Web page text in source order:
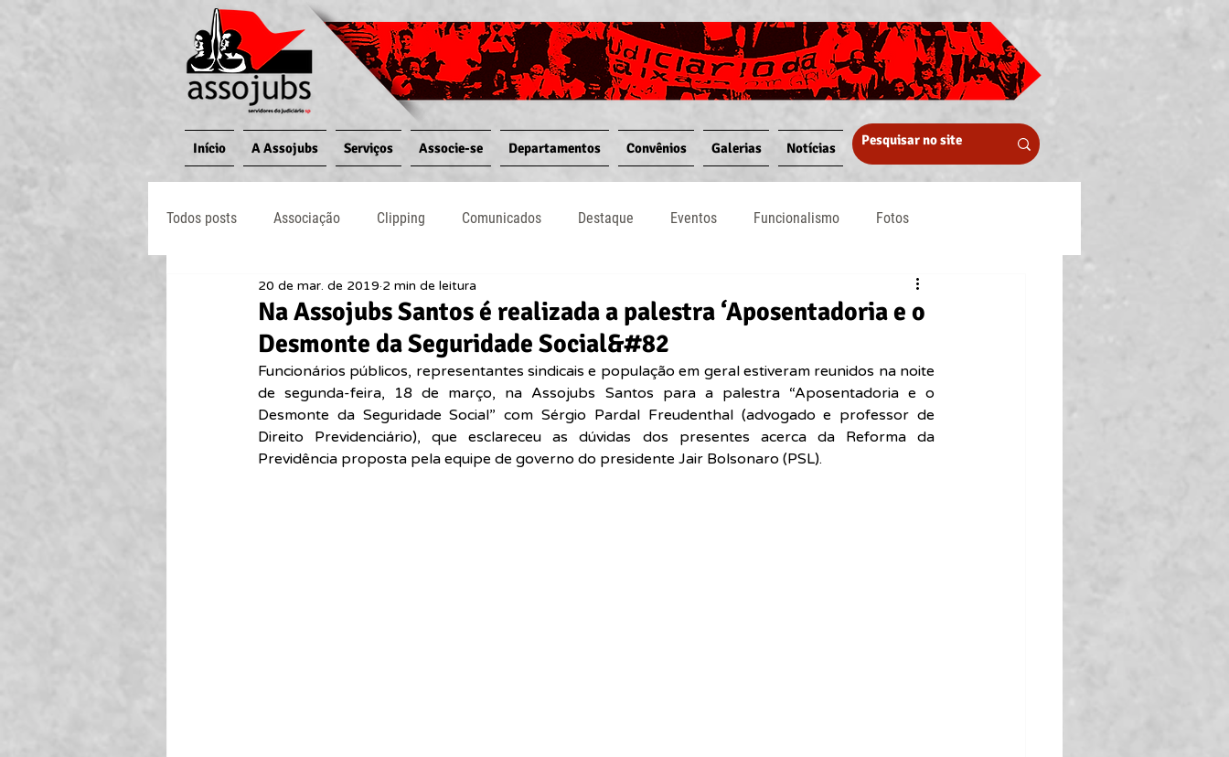
Início A Assojubs Serviços Associe-se Departamentos Convênios Galerias Notícias
Todos posts Associação Clipping Comunicados Destaque Eventos Funcionalismo Fotos
Jornal O Processo Judiciário Notícias
Na Assojubs Santos é realizada a palestra ‘Aposentadoria e o
Desmonte da Seguridade Social&#82
20 de mar. de 2019 2 min de leitura
Funcionários públicos, representantes sindicais e população em geral estiveram reunidos na noite
de segunda-feira, 18 de março, na Assojubs Santos para a palestra “Aposentadoria e o
Desmonte da Seguridade Social” com Sérgio Pardal Freudenthal (advogado e professor de
Direito Previdenciário), que esclareceu as dúvidas dos presentes acerca da Reforma da
Previdência proposta pela equipe de governo do presidente Jair Bolsonaro (PSL).